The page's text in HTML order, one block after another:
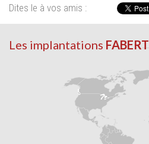
Dites le à vos amis :
Les implantations FABERT